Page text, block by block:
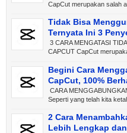
CapCut merupakan salah
Tidak Bisa
Ternyata Ini 3
3 CARA MENGATASI
CAPCUT CapCut
Begini Cara
CapCut, 100%
CARA
Seperti yang telah kita
2 Cara
Lebih Lengkap